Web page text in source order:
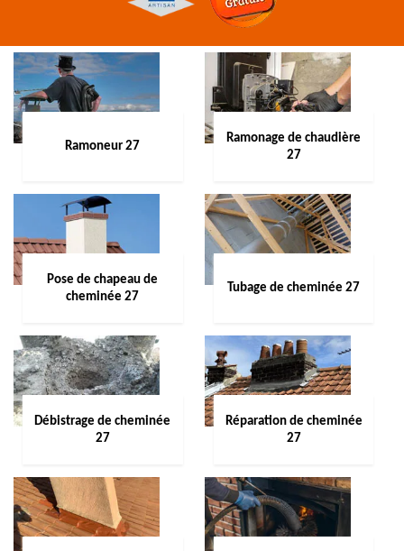
Ramoneur 27
Ramonage de chaudière
27
Pose de chapeau de
cheminée 27
Tubage de cheminée 27
Débistrage de cheminée
27
Réparation de cheminée
27